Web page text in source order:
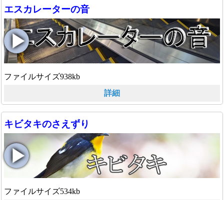
エスカレーターの音
ファイルサイズ938kb
詳細
キビタキのさえずり
ファイルサイズ534kb